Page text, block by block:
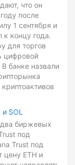
что он
после
1 сентября и
к концу года.
для торгов
цифровой
банке назвали
SOL
два биржевых
под
Trust под
цену ETH и